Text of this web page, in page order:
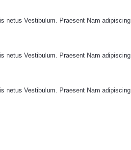
netus Vestibulum. Praesent Nam
netus Vestibulum. Praesent Nam
netus Vestibulum. Praesent Nam